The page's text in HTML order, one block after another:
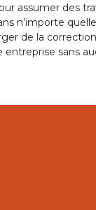
assumer des
n’importe
de la
sans